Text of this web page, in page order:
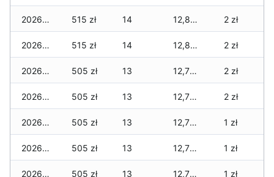
2026-02-09 515 zł 14 12,820 zł 2 zł
2026-02-08 515 zł 14 12,820 zł 2 zł
2026-02-07 505 zł 13 12,760 zł 2 zł
2026-02-06 505 zł 13 12,760 zł 2 zł
2026-02-05 505 zł 13 12,735 zł 1 zł
2026-02-04 505 zł 13 12,735 zł 1 zł
2026-02-03 505 zł 13 12,735 zł 1 zł